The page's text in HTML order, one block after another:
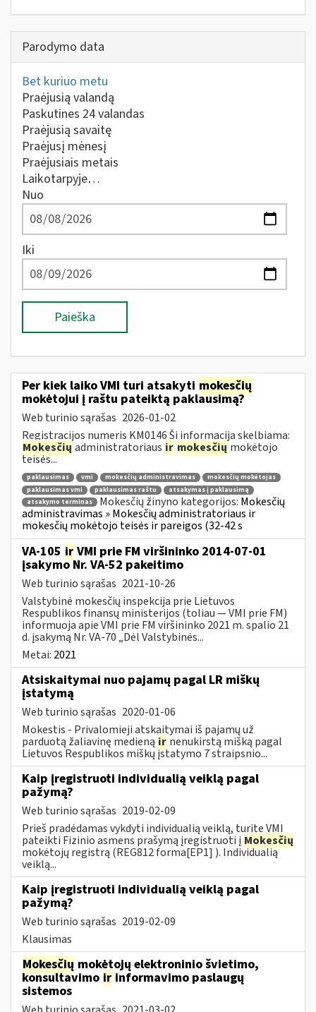
Parodymo data
Bet kuriuo metu
Praėjusią valandą
Paskutines 24 valandas
Praėjusią savaitę
Praėjusį mėnesį
Praėjusiais metais
Laikotarpyje…
Nuo
Iki
Paieška
Per kiek laiko VMI turi atsakyti mokesčių
mokėtojui į raštu pateiktą paklausimą?
Web turinio sąrašas 2026-01-02
Registracijos numeris KM0146 Ši informacija skelbiama:
Mokesčių administratoriaus ir mokesčių mokėtojo
teisės...
paklausimas vmi mokesčių administravimas
mokesčių mokėtojas
paklausimas vmi
paklausimas raštu
atsakymas į paklausimą
atsakymo terminas
Mokesčių žinyno kategorijos: Mokesčių
administravimas » Mokesčių administratoriaus ir
mokesčių mokėtojo teisės ir pareigos (32-42 s
VA-105 ir VMI prie FM viršininko 2014-07-01
įsakymo Nr. VA-52 pakeitimo
Web turinio sąrašas 2021-10-26
Valstybinė mokesčių inspekcija prie Lietuvos
Respublikos finansų ministerijos (toliau ― VMI prie FM)
informuoja apie VMI prie FM viršininko 2021 m. spalio 21
d. įsakymą Nr. VA-70 „Dėl Valstybinės...
Metai: 2021
Atsiskaitymai nuo pajamų pagal LR miškų
įstatymą
Web turinio sąrašas 2020-01-06
Mokestis - Privalomieji atskaitymai iš pajamų už
parduotą žaliavinę medieną ir nenukirstą mišką pagal
Lietuvos Respublikos miškų įstatymo 7 straipsnio...
Kaip įregistruoti individualią veiklą pagal
pažymą?
Web turinio sąrašas 2019-02-09
Prieš pradėdamas vykdyti individualią veiklą, turite VMI
pateikti Fizinio asmens prašymą įregistruoti į Mokesčių
mokėtojų registrą (REG812 forma[EP1] ). Individualią
veiklą...
Kaip įregistruoti individualią veiklą pagal
pažymą?
Web turinio sąrašas 2019-02-09
Klausimas
Mokesčių mokėtojų elektroninio švietimo,
konsultavimo ir informavimo paslaugų
sistemos